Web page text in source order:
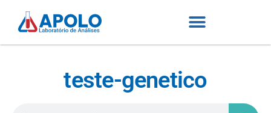
teste-genetico